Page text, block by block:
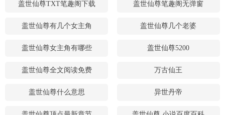
盖世仙尊TXT笔趣阁下载 盖世仙尊笔趣阁无弹窗
盖世仙尊有几个女主角 盖世仙尊几个老婆
盖世仙尊女主角有哪些 盖世仙尊5200
盖世仙尊全文阅读免费 万古仙王
盖世仙尊什么意思 异世丹帝